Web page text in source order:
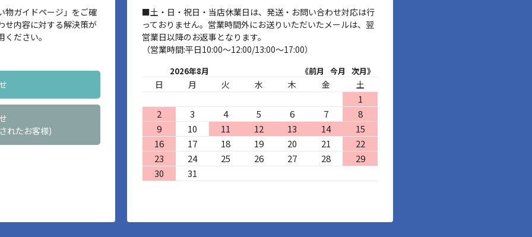
物ガイドページ」をご確
せ内容に対する解決策が
ださい。
れたお客様)
■土・日・祝日・当店休業日は、発送・お問い合わせ対応は行
っておりません。営業時間外にお送りいただいたメールは、翌
営業日以降のお返事となります。
（営業時間:平日10:00～12:00/13:00～17:00）
2026年8月 《前月 今月 次月》
日 月 火 水 木 金 土
1
2
3 4 5 6 7
8
9
10 11 12 13 14
15
16
17 18 19 20 21
22
23
24 25 26 27 28
29
30
31